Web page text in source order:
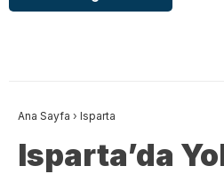
Ana Sayfa › Isparta
Isparta’da